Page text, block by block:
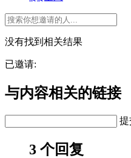
没有找到相关结果
已邀请:
与内容相关的链接
提
3 个回复